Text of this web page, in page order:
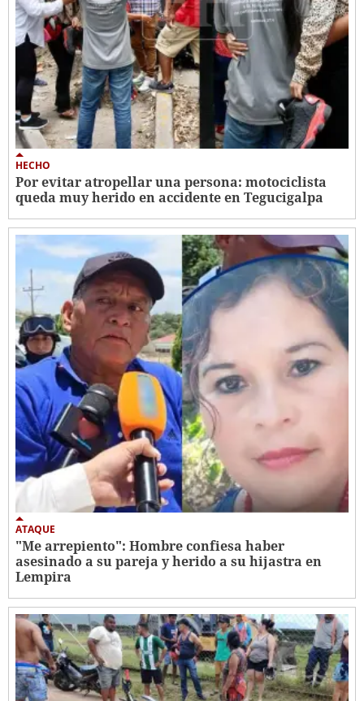
HECHO
Por evitar atropellar una persona: motociclista
queda muy herido en accidente en Tegucigalpa
ATAQUE
"Me arrepiento": Hombre confiesa haber
asesinado a su pareja y herido a su hijastra en
Lempira